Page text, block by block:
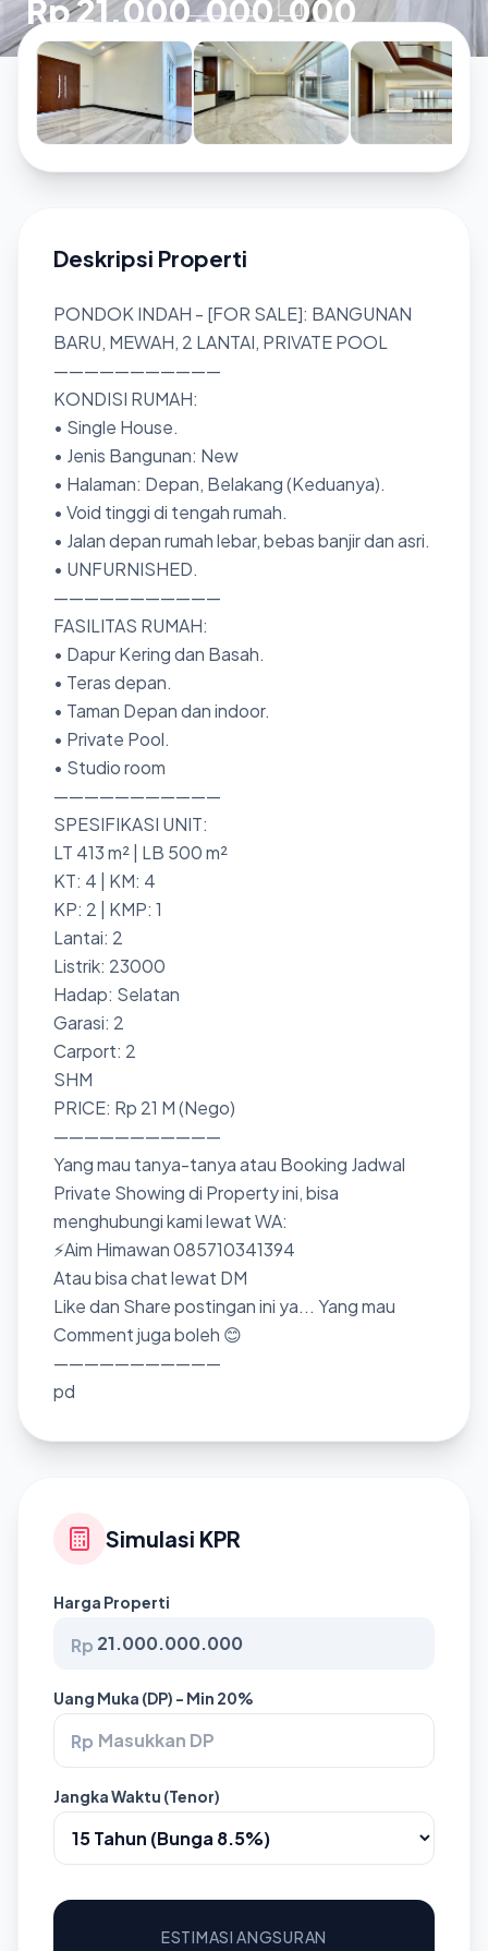
Rp 21.000.000.000
Deskripsi Properti
PONDOK INDAH - [FOR SALE]: BANGUNAN
BARU, MEWAH, 2 LANTAI, PRIVATE POOL
———————————
KONDISI RUMAH:
• Single House.
• Jenis Bangunan: New
• Halaman: Depan, Belakang (Keduanya).
• Void tinggi di tengah rumah.
• Jalan depan rumah lebar, bebas banjir dan asri.
• UNFURNISHED.
———————————
FASILITAS RUMAH:
• Dapur Kering dan Basah.
• Teras depan.
• Taman Depan dan indoor.
• Private Pool.
• Studio room
———————————
SPESIFIKASI UNIT:
LT 413 m² | LB 500 m²
KT: 4 | KM: 4
KP: 2 | KMP: 1
Lantai: 2
Listrik: 23000
Hadap: Selatan
Garasi: 2
Carport: 2
SHM
PRICE: Rp 21 M (Nego)
———————————
Yang mau tanya-tanya atau Booking Jadwal
Private Showing di Property ini, bisa
menghubungi kami lewat WA:
⚡Aim Himawan 085710341394
Atau bisa chat lewat DM
Like dan Share postingan ini ya... Yang mau
Comment juga boleh 😊
———————————
pd
Simulasi KPR
Harga Properti
Rp
Uang Muka (DP) - Min 20%
Rp
Jangka Waktu (Tenor)
ESTIMASI ANGSURAN